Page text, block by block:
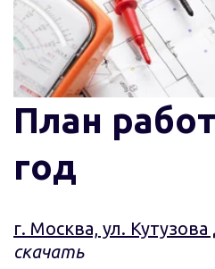
План
год
г. Москва, ул. Кутузова
скачать